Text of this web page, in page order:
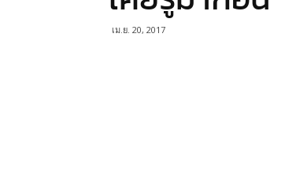
เม.ย. 20, 2017